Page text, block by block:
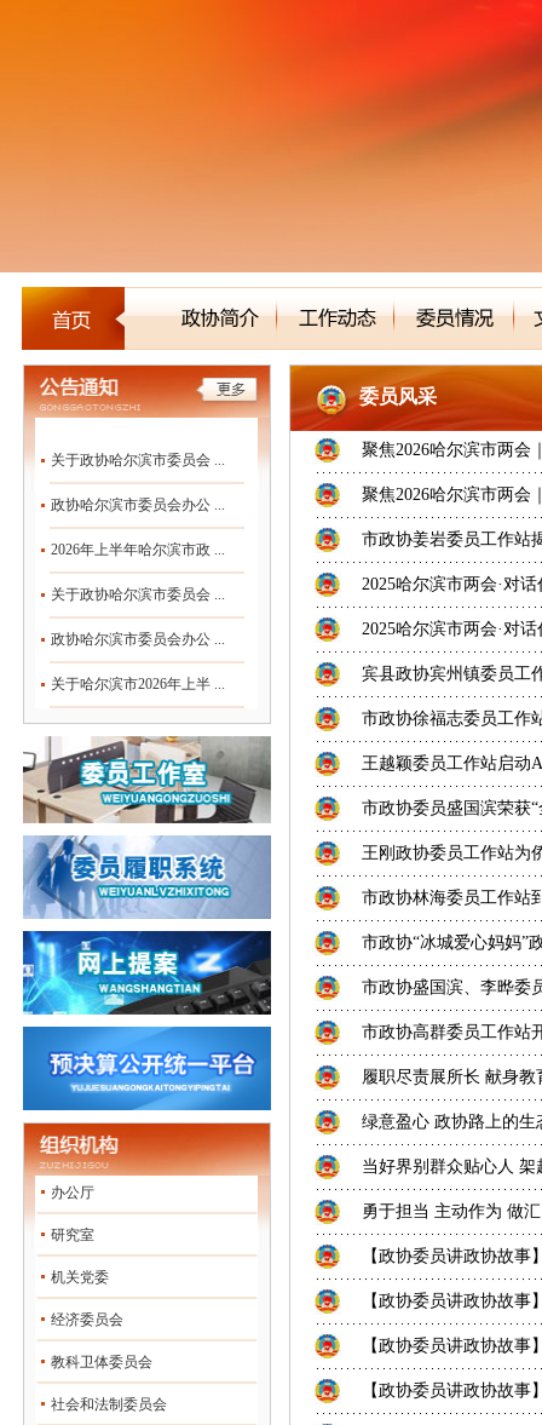
关于政协哈尔滨市委员会 ...
政协哈尔滨市委员会办公 ...
2026年上半年哈尔滨市政 ...
关于政协哈尔滨市委员会 ...
政协哈尔滨市委员会办公 ...
关于哈尔滨市2026年上半 ...
办公厅
研究室
机关党委
经济委员会
教科卫体委员会
社会和法制委员会
委员风采
聚焦2026哈尔滨市两会
聚焦2026哈尔滨市两会
市政协姜岩委员工作站
2025哈尔滨市两会·对
2025哈尔滨市两会·对
宾县政协宾州镇委员工
市政协徐福志委员工作
王越颖委员工作站启动
市政协委员盛国滨荣获
王刚政协委员工作站为
市政协林海委员工作站
市政协“冰城爱心妈妈”
市政协盛国滨、李晔委
市政协高群委员工作站
履职尽责展所长 献身教
绿意盈心 政协路上的生
当好界别群众贴心人
勇于担当 主动作为 做
【政协委员讲政协故
【政协委员讲政协故
【政协委员讲政协故
【政协委员讲政协故